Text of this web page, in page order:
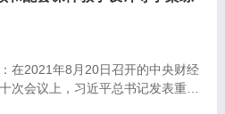
在2021年8月20日召开的中央财经
次会议上，习近平总书记发表重要